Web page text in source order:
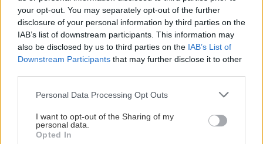
your opt-out. You may separately opt-out of the further
disclosure of your personal information by third parties on the
IAB’s list of downstream participants. This information may
also be disclosed by us to third parties on the IAB’s List of
Downstream Participants that may further disclose it to other
Personal Data Processing Opt Outs
I want to opt-out of the Sharing of my
personal data.
Opted In
22:32
ΚΟΣΜΟΣ
ΗΠΑ: Με κάμερες σώματος οι πράκτορες της
ICE πριν το τέλος του μήνα
ποσοστό φτώχειας ή κοινωνικού αποκλεισμού
το 2025
ΠΕΡΙΣΣΟΤΕΡΑ
ΣΧΕΣΕΙΣ ΚΑΙ SEX
Χαίρεσαι πραγματικά όταν ο